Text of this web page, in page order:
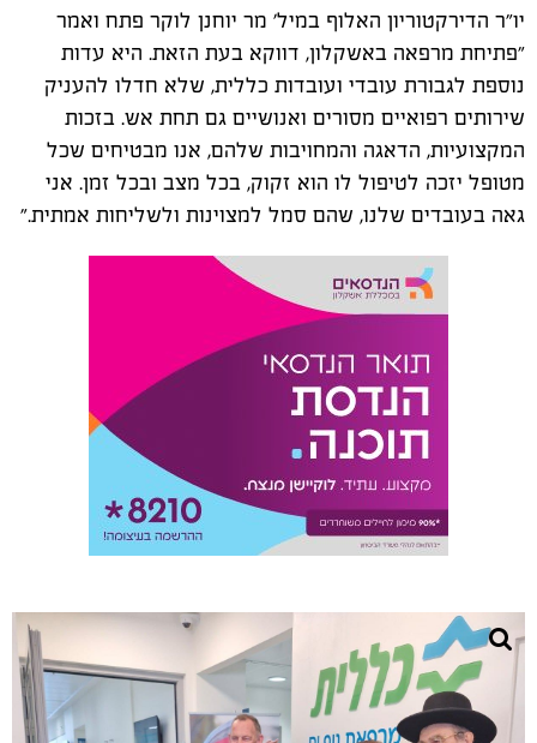
יו״ר הדירקטוריון האלוף במיל' מר יוחנן לוקר פתח ואמר
״פתיחת מרפאה באשקלון, דווקא בעת הזאת. היא עדות
נוספת לגבורת עובדי ועובדות כללית, שלא חדלו להעניק
שירותים רפואיים מסורים ואנושיים גם תחת אש. בזכות
המקצועיות, הדאגה והמחויבות שלהם, אנו מבטיחים שכל
מטופל יזכה לטיפול לו הוא זקוק, בכל מצב ובכל זמן. אני
גאה בעובדים שלנו, שהם סמל למצוינות ולשליחות אמתית.”